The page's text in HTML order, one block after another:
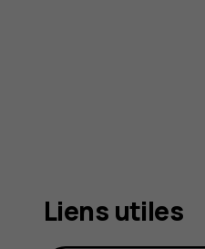
Liens utiles